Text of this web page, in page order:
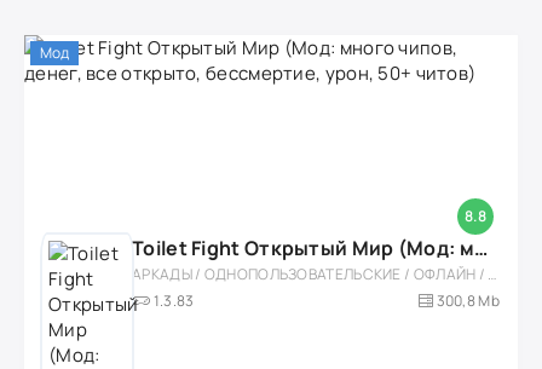
8.8
Мод
Toilet Fight Открытый Мир (Мод: много чипов, денег, все открыто, бессмертие, урон, 50+ читов)
АРКАДЫ / ОДНОПОЛЬЗОВАТЕЛЬСКИЕ / ОФЛАЙН / МОД / РОЛЕВЫЕ / ШУТЕРЫ / ОТКРЫТЫЙ МИР / ВСТРОЕННЫЙ КЕШ / 3D / ЭКШЕНЫ / ТУАЛЕТНЫЕ ВОЙНЫ / ДЛЯ ДЕТЕЙ
1.3.83
300,8 Mb